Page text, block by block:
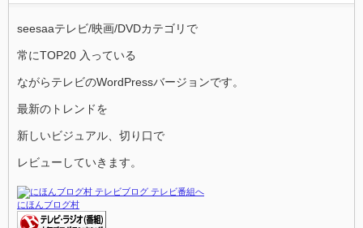
seesaaテレビ/映画/DVDカテゴリで
常にTOP20 入っている
ながらテレビのWordPressバージョンです。
最新のトレンドを
新しいビジュアル、切り口で
レビューしていきます。
にほんブログ村